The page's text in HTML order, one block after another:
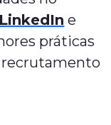
LinkedIn e
práticas
recrutamento